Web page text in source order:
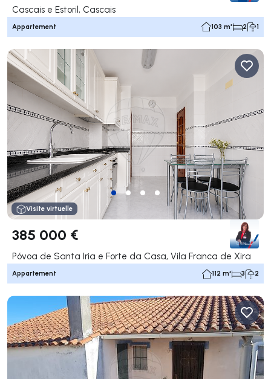
Cascais e Estoril, Cascais
Appartement 103 m² 2 1
Visite virtuelle
385 000 €
Póvoa de Santa Iria e Forte da Casa, Vila Franca de Xira
Appartement 112 m² 3 2